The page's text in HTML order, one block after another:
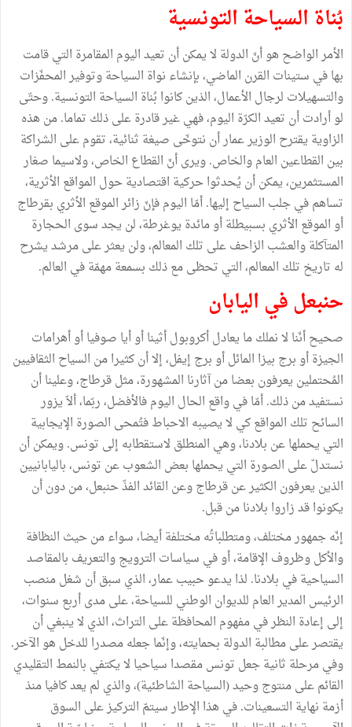
بُناة السياحة التونسية
الأمر الواضح هو أنّ الدولة لا يمكن أن تعيد اليوم المقامرة التي قامت
بها في ستينات القرن الماضي، بإنشاء نواة السياحة وتوفير المحفّزات
والتسهيلات لرجال الأعمال، الذين كانوا بُناة السياحة التونسية. وحتّى
لو أرادت أن تعيد الكرّة اليوم، فهي غير قادرة على ذلك تماما. من هذه
الزاوية يقترح الوزير عمار أن نتوخّى صيغة ثنائية، تقوم على الشراكة
بين القطاعين العام والخاص. ويرى أنّ القطاع الخاص، ولاسيما صغار
المستثمرين، يمكن أن يُحدثوا حركية اقتصادية حول المواقع الأثرية،
تساهم في جلب السياح إليها. أمّا اليوم فإنّ زائر الموقع الأثري بقرطاج
أو الموقع الأثري بسبيطلة أو مائدة يوغرطة، لن يجد سوى الحجارة
المتآكلة والعشب الزاحف على تلك المعالم، ولن يعثر على مرشد يشرح
له تاريخ تلك المعالم، التي تحظى مع ذلك بسمعة مهمّة في العالم.
حنبعل في اليابان
صحيح أنّنا لا نملك ما يعادل أكروبول أثينا أو أيا صوفيا أو أهرامات
الجيزة أو برج بيزا المائل أو برج إيفل، إلا أن كثيرا من السياح الثقافيين
المُحتملين يعرفون بعضا من آثارنا المشهورة، مثل قرطاج، وعلينا أن
نستفيد من ذلك. أمّا في واقع الحال اليوم فالأفضل، ربّما، ألاّ يزور
السائح تلك المواقع كي لا يصيبه الاحباط فتُمحى الصورة الإيجابية
التي يحملها عن بلادنا، وهي المنطلق لاستقطابه إلى تونس. ويمكن أن
نستدلّ على الصورة التي يحملها بعض الشعوب عن تونس، باليابانيين
الذين يعرفون الكثير عن قرطاج وعن القائد الفذّ حنبعل، من دون أن
يكونوا قد زاروا بلادنا من قبل.
إنّه جمهور مختلف، ومتطلباتُه مختلفة أيضا، سواء من حيث النظافة
والأكل وظروف الإقامة، أو في سياسات الترويج والتعريف بالمقاصد
السياحية في بلادنا. لذا يدعو حبيب عمار، الذي سبق أن شغل منصب
الرئيس المدير العام للديوان الوطني للسياحة، على مدى أربع سنوات،
إلى إعادة النظر في مفهوم المحافظة على التراث، الذي لا ينبغي أن
يقتصر على مطالبة الدولة بحمايته، وإنّما جعله مصدرا للدخل هو الآخر.
وفي مرحلة ثانية جعل تونس مقصدا سياحيا لا يكتفي بالنمط التقليدي
القائم على منتوج وحيد (السياحة الشاطئية)، والذي لم يعد كافيا منذ
أزمة نهاية التسعينات. في هذا الإطار سيتمّ التركيز على السوق